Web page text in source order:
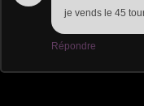
je vends le 45
Répondre